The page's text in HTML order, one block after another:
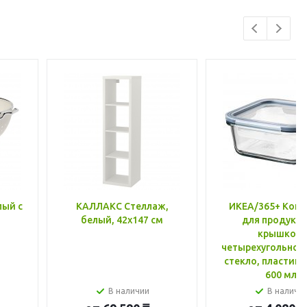
с
КАЛЛАКС Стеллаж,
белый, 42x147 см
В наличии
ИКЕА/365+
для
крышкой,
стекло, пластик
600 мл
В